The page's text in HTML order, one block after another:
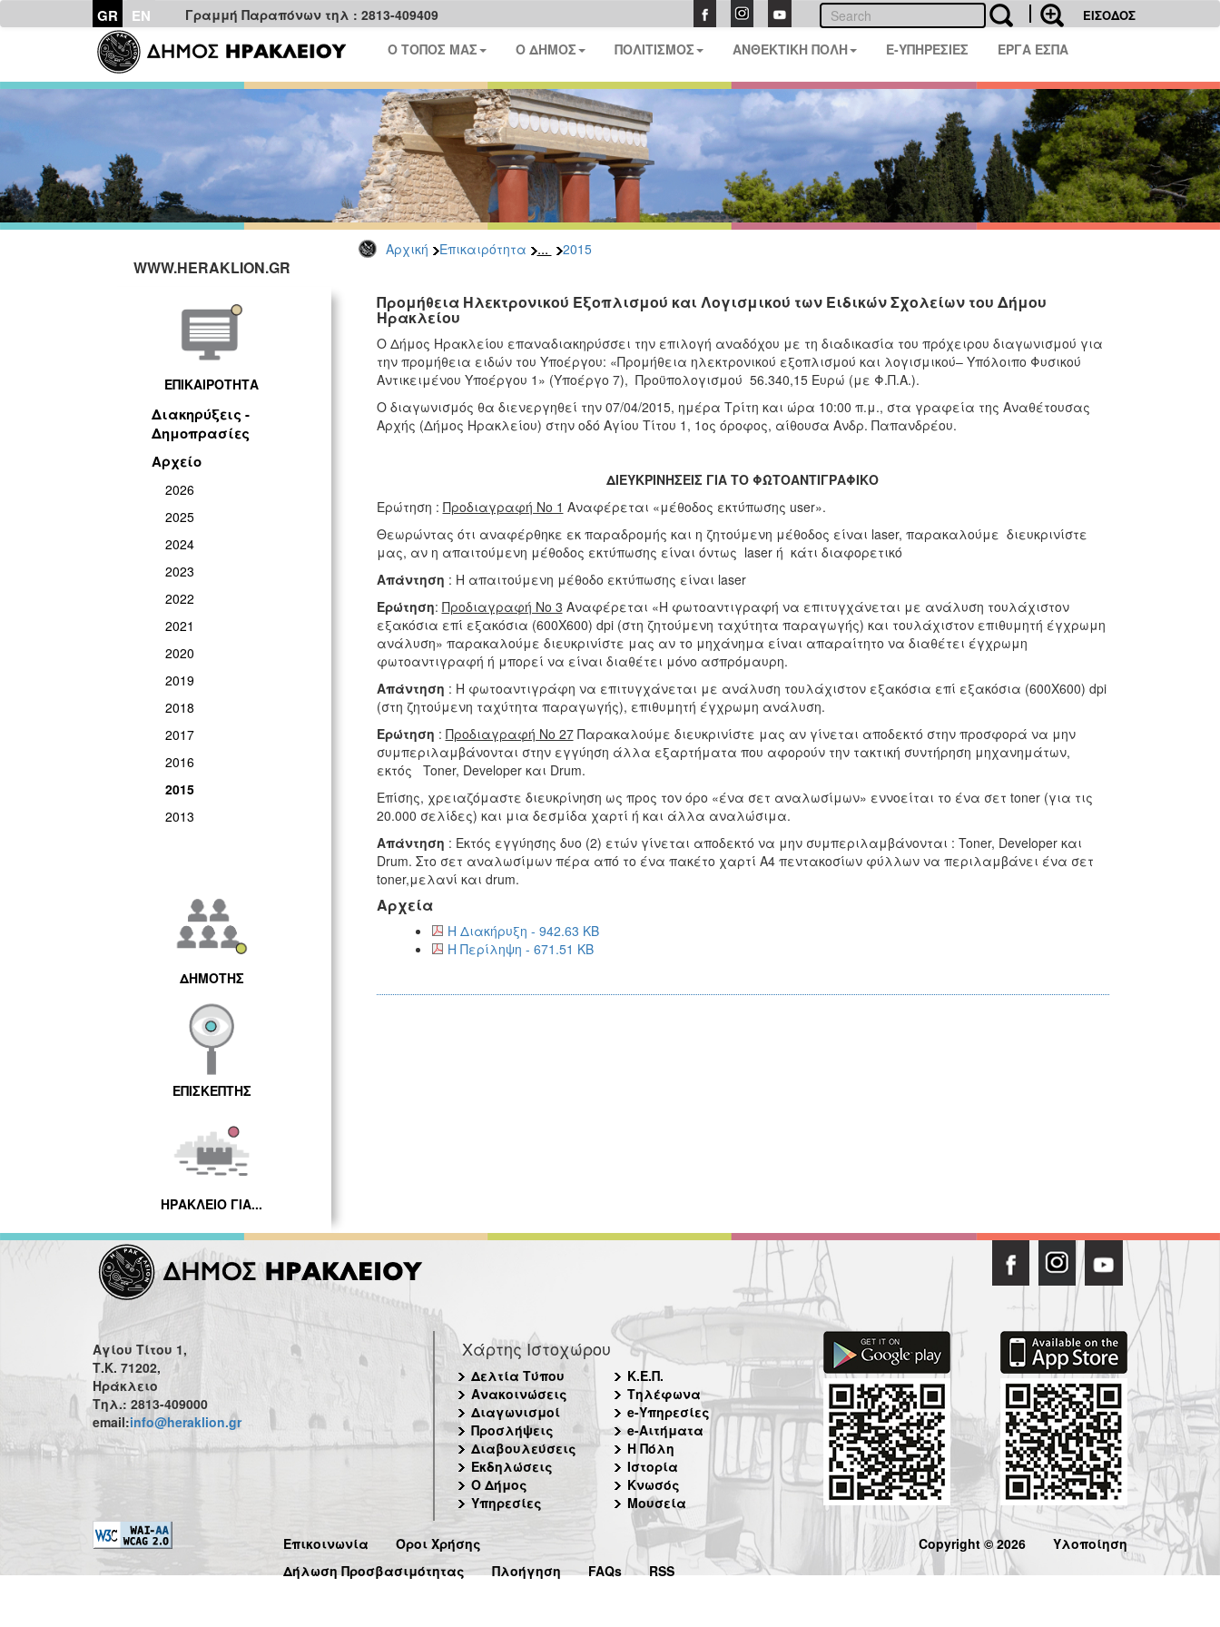
GR EN Γραμμή Παραπόνων τηλ : 2813-409409 ΕΙΣΟΔΟΣ
Ο ΤΟΠΟΣ ΜΑΣ Ο ΔΗΜΟΣ ΠΟΛΙΤΙΣΜΟΣ ΑΝΘΕΚΤΙΚΗ ΠΟΛΗ E-ΥΠΗΡΕΣΙΕΣ ΕΡΓΑ ΕΣΠΑ
Αρχική Επικαιρότητα ... 2015
WWW.HERAKLION.GR
ΕΠΙΚΑΙΡΟΤΗΤΑ
Διακηρύξεις -
Δημοπρασίες
Αρχείο
2026
2025
2024
2023
2022
2021
2020
2019
2018
2017
2016
2015
2013
ΔΗΜΟΤΗΣ
ΕΠΙΣΚΕΠΤΗΣ
ΗΡΑΚΛΕΙΟ ΓΙΑ...
Προμήθεια Ηλεκτρονικού Εξοπλισμού και Λογισμικού των Ειδικών Σχολείων του Δήμου
Ηρακλείου
Ο Δήμος Ηρακλείου επαναδιακηρύσσει την επιλογή αναδόχου με τη διαδικασία του πρόχειρου διαγωνισμού για
την προμήθεια ειδών του Υποέργου: «Προμήθεια ηλεκτρονικού εξοπλισμού και λογισμικού– Υπόλοιπο Φυσικού
Αντικειμένου Υποέργου 1» (Υποέργο 7), Προϋπολογισμού 56.340,15 Ευρώ (με Φ.Π.Α.).
Ο διαγωνισμός θα διενεργηθεί την 07/04/2015, ημέρα Τρίτη και ώρα 10:00 π.μ., στα γραφεία της Αναθέτουσας
Αρχής (Δήμος Ηρακλείου) στην οδό Αγίου Τίτου 1, 1ος όροφος, αίθουσα Ανδρ. Παπανδρέου.
ΔΙΕΥΚΡΙΝΗΣΕΙΣ ΓΙΑ ΤΟ ΦΩΤΟΑΝΤΙΓΡΑΦΙΚΟ
Ερώτηση : Προδιαγραφή Νο 1 Αναφέρεται «μέθοδος εκτύπωσης user».
Θεωρώντας ότι αναφέρθηκε εκ παραδρομής και η ζητούμενη μέθοδος είναι laser, παρακαλούμε διευκρινίστε
μας, αν η απαιτούμενη μέθοδος εκτύπωσης είναι όντως laser ή κάτι διαφορετικό
Απάντηση : Η απαιτούμενη μέθοδο εκτύπωσης είναι laser
Ερώτηση: Προδιαγραφή Νο 3 Αναφέρεται «Η φωτοαντιγραφή να επιτυγχάνεται με ανάλυση τουλάχιστον
εξακόσια επί εξακόσια (600Χ600) dpi (στη ζητούμενη ταχύτητα παραγωγής) και τουλάχιστον επιθυμητή έγχρωμη
ανάλυση» παρακαλούμε διευκρινίστε μας αν το μηχάνημα είναι απαραίτητο να διαθέτει έγχρωμη
φωτοαντιγραφή ή μπορεί να είναι διαθέτει μόνο ασπρόμαυρη.
Απάντηση : Η φωτοαντιγράφη να επιτυγχάνεται με ανάλυση τουλάχιστον εξακόσια επί εξακόσια (600Χ600) dpi
(στη ζητούμενη ταχύτητα παραγωγής), επιθυμητή έγχρωμη ανάλυση.
Ερώτηση : Προδιαγραφή Νο 27Παρακαλούμε διευκρινίστε μας αν γίνεται αποδεκτό στην προσφορά να μην
συμπεριλαμβάνονται στην εγγύηση άλλα εξαρτήματα που αφορούν την τακτική συντήρηση μηχανημάτων,
εκτός Toner, Developer και Drum.
Επίσης, χρειαζόμαστε διευκρίνηση ως προς τον όρο «ένα σετ αναλωσίμων» εννοείται το ένα σετ toner (για τις
20.000 σελίδες) και μια δεσμίδα χαρτί ή και άλλα αναλώσιμα.
Απάντηση : Εκτός εγγύησης δυο (2) ετών γίνεται αποδεκτό να μην συμπεριλαμβάνονται : Toner, Developer και
Drum. Στο σετ αναλωσίμων πέρα από το ένα πακέτο χαρτί Α4 πεντακοσίων φύλλων να περιλαμβάνει ένα σετ
toner,μελανί και drum.
Αρχεία
Η Διακήρυξη - 942.63 KB
Η Περίληψη - 671.51 KB
Αγίου Τίτου 1,
Τ.Κ. 71202,
Ηράκλειο
Τηλ.: 2813-409000
email:info@heraklion.gr
Χάρτης Ιστοχώρου
Δελτία Τύπου
Ανακοινώσεις
Διαγωνισμοί
Προσλήψεις
Διαβουλεύσεις
Εκδηλώσεις
Ο Δήμος
Υπηρεσίες
Κ.Ε.Π.
Τηλέφωνα
e-Υπηρεσίες
e-Αιτήματα
Η Πόλη
Ιστορία
Κνωσός
Μουσεία
Επικοινωνία
Όροι Χρήσης
Δήλωση Προσβασιμότητας
Πλοήγηση FAQs RSS
Copyright © 2026 Υλοποίηση